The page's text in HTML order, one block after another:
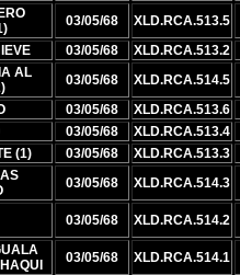
03/05/68
XLD.RCA.513.5
03/05/68
XLD.RCA.513.2
AL
03/05/68
XLD.RCA.514.5
03/05/68
XLD.RCA.513.6
03/05/68
XLD.RCA.513.4
(1)
03/05/68
XLD.RCA.513.3
03/05/68 XLD.RCA.514.3
03/05/68
XLD.RCA.514.2
03/05/68 XLD.RCA.514.1